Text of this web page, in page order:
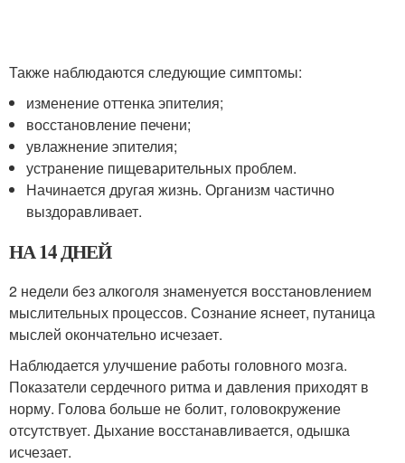
Также наблюдаются следующие симптомы:
изменение оттенка эпителия;
восстановление печени;
увлажнение эпителия;
устранение пищеварительных проблем.
Начинается другая жизнь. Организм частично
выздоравливает.
НА 14 ДНЕЙ
2 недели без алкоголя знаменуется восстановлением
мыслительных процессов. Сознание яснеет, путаница
мыслей окончательно исчезает.
Наблюдается улучшение работы головного мозга.
Показатели сердечного ритма и давления приходят в
норму. Голова больше не болит, головокружение
отсутствует. Дыхание восстанавливается, одышка
исчезает.